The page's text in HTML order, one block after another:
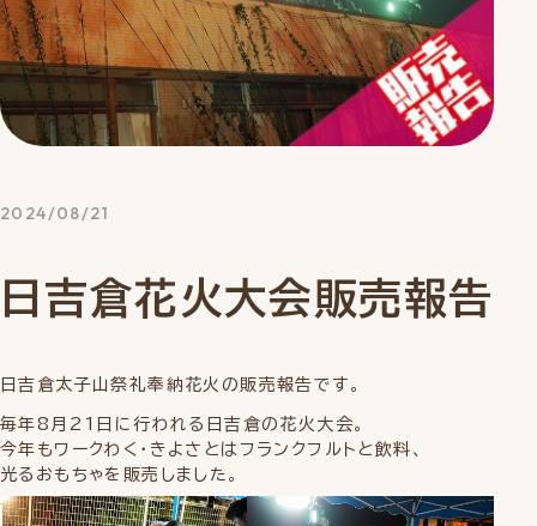
2024/08/21
日吉倉花火大会販売報告
日吉倉太子山祭礼奉納花火の販売報告です。
毎年8月21日に行われる日吉倉の花火大会。
今年もワークわく・きよさとはフランクフルトと飲料、
光るおもちゃを販売しました。